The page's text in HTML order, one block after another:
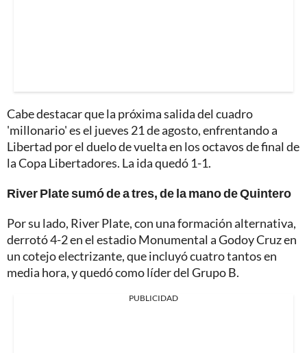
Cabe destacar que la próxima salida del cuadro
'millonario' es el jueves 21 de agosto, enfrentando a
Libertad por el duelo de vuelta en los octavos de final de
la Copa Libertadores. La ida quedó 1-1.
River Plate sumó de a tres, de la mano de Quintero
Por su lado, River Plate, con una formación alternativa,
derrotó 4-2 en el estadio Monumental a Godoy Cruz en
un cotejo electrizante, que incluyó cuatro tantos en
media hora, y quedó como líder del Grupo B.
PUBLICIDAD